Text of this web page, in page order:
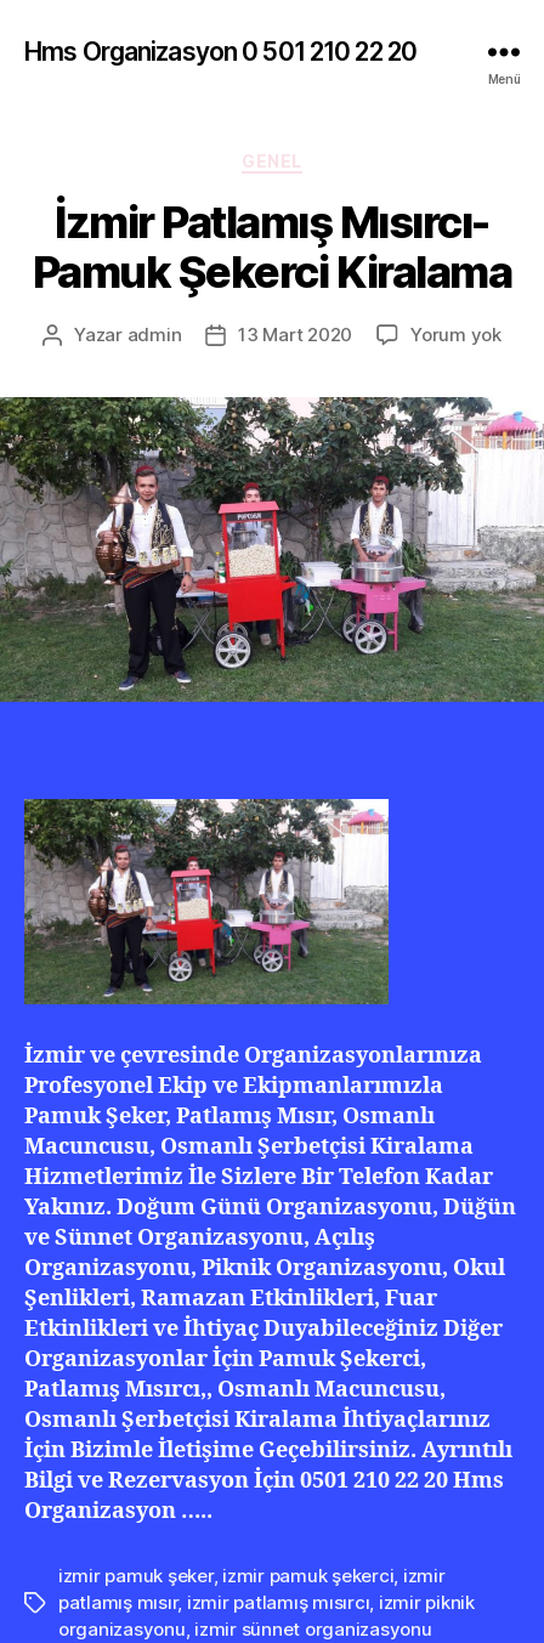
Hms Organizasyon 0 501 210 22 20
Menü
Kategoriler
GENEL
İzmir Patlamış Mısırcı-
Pamuk Şekerci Kiralama
Yazının
Yazar admin
Yazı13 Mart 2020 Yorum yokİzmir
İzmir ve çevresinde Organizasyonlarınıza
Profesyonel Ekip ve Ekipmanlarımızla
Pamuk Şeker, Patlamış Mısır, Osmanlı
Macuncusu, Osmanlı Şerbetçisi Kiralama
Hizmetlerimiz İle Sizlere Bir Telefon Kadar
Yakınız. Doğum Günü Organizasyonu, Düğün
ve Sünnet Organizasyonu, Açılış
Organizasyonu, Piknik Organizasyonu, Okul
Şenlikleri, Ramazan Etkinlikleri, Fuar
Etkinlikleri ve İhtiyaç Duyabileceğiniz Diğer
Organizasyonlar İçin Pamuk Şekerci,
Patlamış Mısırcı,, Osmanlı Macuncusu,
Osmanlı Şerbetçisi Kiralama İhtiyaçlarınız
İçin Bizimle İletişime Geçebilirsiniz. Ayrıntılı
Bilgi ve Rezervasyon İçin 0501 210 22 20 Hms
Organizasyon …..
Etiketler
izmir pamuk şeker, izmir pamuk şekerci, izmir
patlamış mısır, izmir patlamış mısırcı, izmir piknik
organizasyonu, izmir sünnet organizasyonu